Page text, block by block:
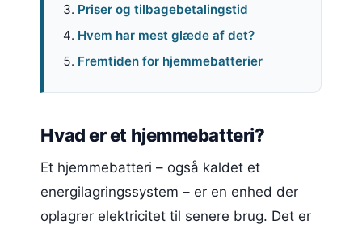
Priser og tilbagebetalingstid
Hvem har mest glæde af det?
Fremtiden for hjemmebatterier
Hvad er et hjemmebatteri?
Et hjemmebatteri – også kaldet et
energilagringssystem – er en enhed der
oplagrer elektricitet til senere brug. Det er